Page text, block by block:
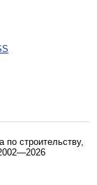
по строительству,